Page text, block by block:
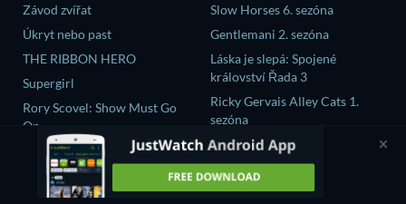
Závod zvířat
Úkryt nebo past
THE RIBBON HERO
Supergirl
Rory Scovel: Show Must Go
On
Slow Horses 6. sezóna
Gentlemani 2. sezóna
Láska je slepá: Spojené
království Řada 3
Ricky Gervais Alley Cats 1.
sezóna
Operation Safed Sagar 1.
sezóna